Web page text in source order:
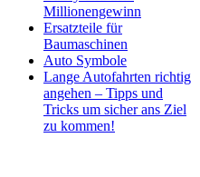
Millionengewinn
Ersatzteile für
Baumaschinen
Auto Symbole
Lange Autofahrten richtig
angehen – Tipps und
Tricks um sicher ans Ziel
zu kommen!